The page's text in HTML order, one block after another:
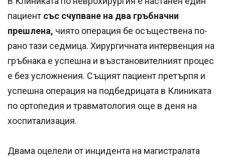
пациент със счупване на два гръбначни
прешлена, чиято операция бе осъществена по-
рано тази седмица. Хирургичната интервенция на
гръбнака е успешна и възстановителният процес
е без усложнения. Същият пациент претърпя и
успешна операция на подбедрицата в Клиниката
по ортопедия и травматология още в деня на
хоспитализация.
Двама оцелели от инцидента на магистралата